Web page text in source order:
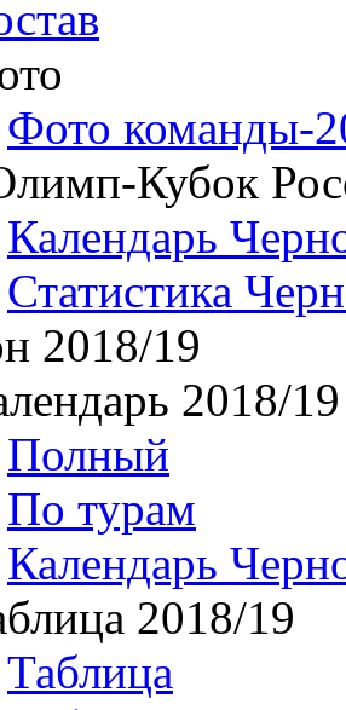
Фото команды-
Кубок
Календарь
Статистика
2018/19
2018/19
Полный
По турам
Календарь
2018/19
Таблица